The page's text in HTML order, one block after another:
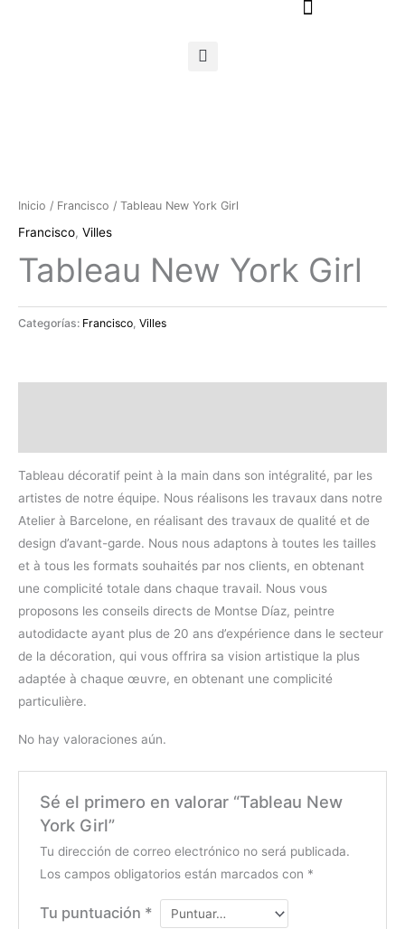
Inicio / Francisco / Tableau New York Girl
Francisco, Villes
Tableau New York Girl
Categorías: Francisco Villes
Tableau décoratif peint à la main dans son intégralité, par les
artistes de notre équipe. Nous réalisons les travaux dans notre
Atelier à Barcelone, en réalisant des travaux de qualité et de
design d’avant-garde. Nous nous adaptons à toutes les tailles
et à tous les formats souhaités par nos clients, en obtenant
une complicité totale dans chaque travail. Nous vous
proposons les conseils directs de Montse Díaz, peintre
autodidacte ayant plus de 20 ans d’expérience dans le secteur
de la décoration, qui vous offrira sa vision artistique la plus
adaptée à chaque œuvre, en obtenant une complicité
particulière.
No hay valoraciones aún.
Sé el primero en valorar “Tableau New
York Girl”
Tu dirección de correo electrónico no será publicada.
Los campos obligatorios están marcados con *
Tu puntuación *